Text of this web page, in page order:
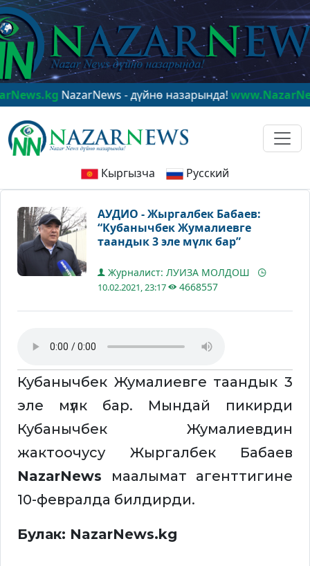
NazarNews - дүйнө назарында!www.NazarNews.kg
Кыргызча Русский
АУДИО - Жыргалбек Бабаев:
“Кубанычбек Жумалиевге
таандык 3 эле мүлк бар”
Журналист: ЛУИЗА МОЛДОШ
10.02.2021, 23:17 4668557
Кубанычбек Жумалиевге таандык 3
эле мүлк бар. Мындай пикирди
Кубанычбек Жумалиевдин
жактоочусу Жыргалбек Бабаев
NazarNews маалымат агенттигине
10-февралда билдирди.
Булак: NazarNews.kg